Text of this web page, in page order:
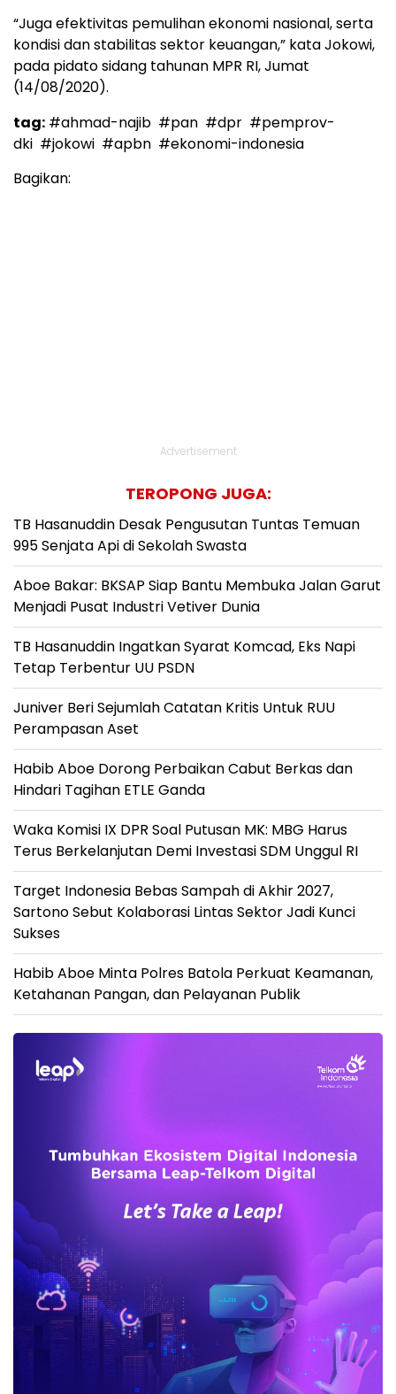
“Juga efektivitas pemulihan ekonomi nasional, serta
kondisi dan stabilitas sektor keuangan,” kata Jokowi,
pada pidato sidang tahunan MPR RI, Jumat
(14/08/2020).
tag: #ahmad-najib #pan #dpr #pemprov-
dki #jokowi #apbn #ekonomi-indonesia
Bagikan:
Advertisement
TEROPONG JUGA:
TB Hasanuddin Desak Pengusutan Tuntas Temuan
995 Senjata Api di Sekolah Swasta
Aboe Bakar: BKSAP Siap Bantu Membuka Jalan Garut
Menjadi Pusat Industri Vetiver Dunia
TB Hasanuddin Ingatkan Syarat Komcad, Eks Napi
Tetap Terbentur UU PSDN
Juniver Beri Sejumlah Catatan Kritis Untuk RUU
Perampasan Aset
Habib Aboe Dorong Perbaikan Cabut Berkas dan
Hindari Tagihan ETLE Ganda
Waka Komisi IX DPR Soal Putusan MK: MBG Harus
Terus Berkelanjutan Demi Investasi SDM Unggul RI
Target Indonesia Bebas Sampah di Akhir 2027,
Sartono Sebut Kolaborasi Lintas Sektor Jadi Kunci
Sukses
Habib Aboe Minta Polres Batola Perkuat Keamanan,
Ketahanan Pangan, dan Pelayanan Publik